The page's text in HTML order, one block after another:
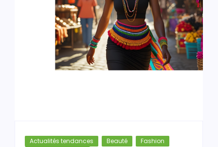
Actualités tendances Beauté
Fashion